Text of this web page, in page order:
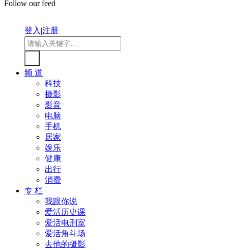
Follow our feed
登入|注册
频 道
科技
摄影
影音
电脑
手机
居家
娱乐
健康
出行
消费
专 栏
我跟你说
爱活历史课
爱活电刑室
爱活角斗场
去他的摄影